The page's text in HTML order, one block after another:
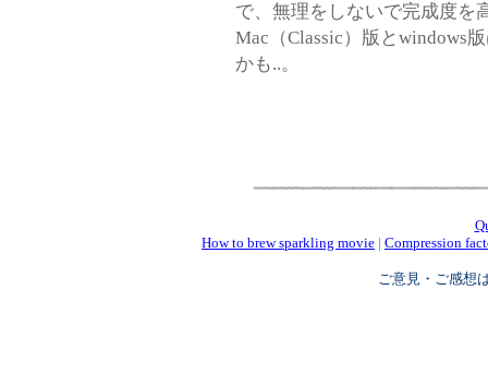
で、無理をしないで完成度を
Mac（Classic）版とwindows
かも..。
How to brew sparkling movie | Compression
ご意見・ご感想